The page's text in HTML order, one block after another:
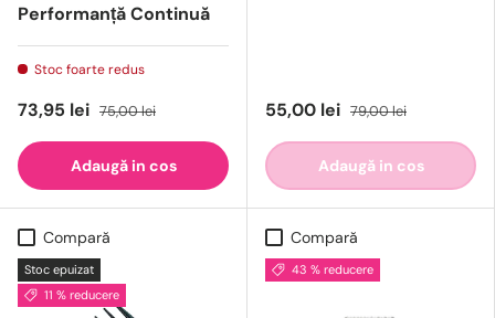
Performanță Continuă
Stoc foarte redus
73,95 lei 75,00 lei
Adaugă in cos
55,00 lei 79,00 lei
Adaugă in cos
Compară
Stoc epuizat
11 % reducere
Compară
43 % reducere